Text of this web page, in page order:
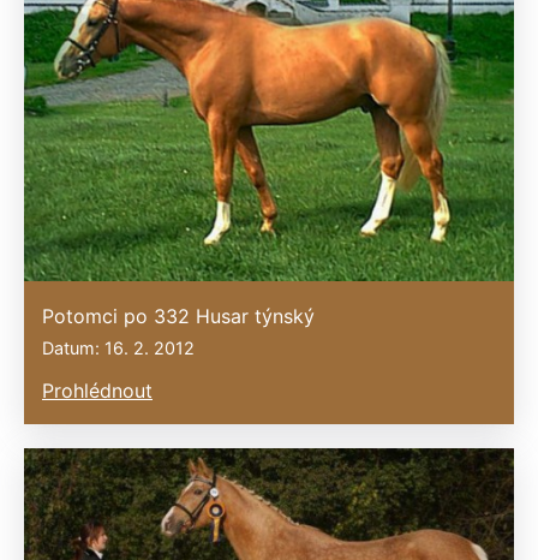
Potomci po 332 Husar týnský
Datum: 16. 2. 2012
Prohlédnout